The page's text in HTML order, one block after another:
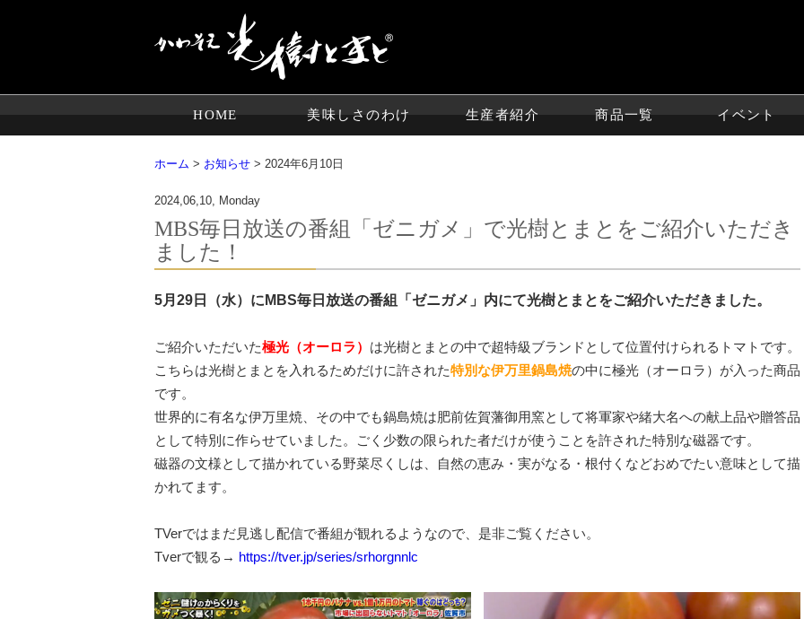
HOME 美味しさのわけ 生産者紹介 商品一覧 イベント
ホーム > お知らせ > 2024年6月10日
2024,06,10, Monday
MBS毎日放送の番組「ゼニガメ」で光樹とまとをご紹介いただき
ました！
5月29日（水）にMBS毎日放送の番組「ゼニガメ」内にて光樹とまとをご紹介いただきました。
ご紹介いただいた極光（オーロラ） は光樹とまとの中で超特級ブランドとして位置付けられるトマトです。
こちらは光樹とまとを入れるためだけに許された特別な伊万里鍋島焼の中に極光（オーロラ）が入った商品
です。
世界的に有名な伊万里焼、その中でも鍋島焼は肥前佐賀藩御用窯として将軍家や緒大名への献上品や贈答品
として特別に作らせていました。ごく少数の限られた者だけが使うことを許された特別な磁器です。
磁器の文様として描かれている野菜尽くしは、自然の恵み・実がなる・根付くなどおめでたい意味として描
かれてます。
TVerではまだ見逃し配信で番組が観れるようなので、是非ご覧ください。
Tverで観る→ https://tver.jp/series/srhorgnnlc